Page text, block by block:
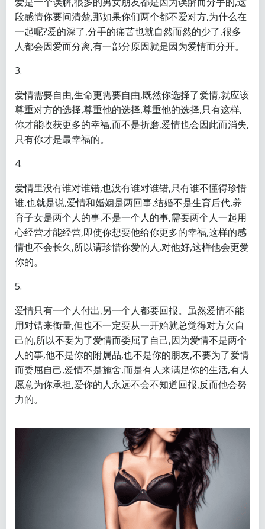
段感情你要问清楚,那如果你们两个都不爱对方,为什么在
一起呢?爱的深了,分手的痛苦也就自然而然的少了,很多
人都会因爱而分离,有一部分原因就是因为爱情而分开。
3.
爱情需要自由,生命更需要自由,既然你选择了爱情,就应该
尊重对方的选择,尊重他的选择,尊重他的选择,只有这样,
你才能收获更多的幸福,而不是折磨,爱情也会因此而消失,
只有你才是最幸福的。
4.
爱情里没有谁对谁错,也没有谁对谁错,只有谁不懂得珍惜
谁,也就是说,爱情和婚姻是两回事,结婚不是生育后代,养
育子女是两个人的事,不是一个人的事,需要两个人一起用
心经营才能经营,即使你想要他给你更多的幸福,这样的感
情也不会长久,所以请珍惜你爱的人,对他好,这样他会更爱
你的。
5.
爱情只有一个人付出,另一个人都要回报。虽然爱情不能
用对错来衡量,但也不一定要从一开始就总觉得对方欠自
己的,所以不要为了爱情而委屈了自己,因为爱情不是两个
人的事,他不是你的附属品,也不是你的朋友,不要为了爱情
而委屈自己,爱情不是施舍,而是有人来满足你的生活,有人
愿意为你承担,爱你的人永远不会不知道回报,反而他会努
力的。